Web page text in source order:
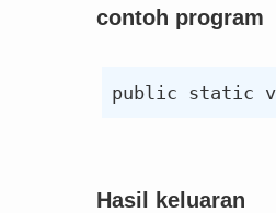
contoh program
Hasil keluaran